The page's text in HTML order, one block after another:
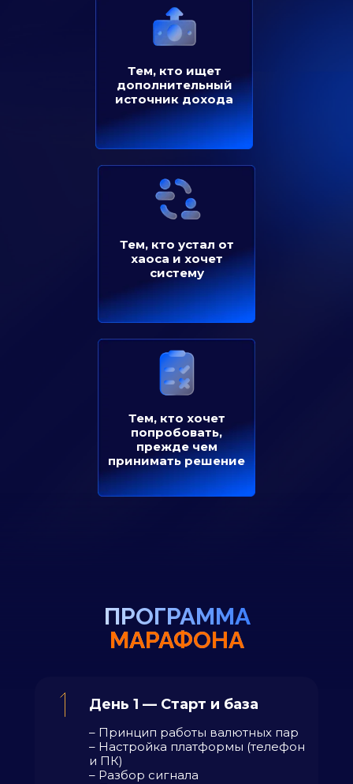
Тем, кто ищет
дополнительный
источник дохода
Тем, кто устал от
хаоса и хочет
систему
Тем, кто хочет
попробовать,
прежде чем
принимать решение
День 1 — Старт и база
– Принцип работы валютных пар
– Настройка платформы (телефон
и ПК)
– Разбор сигнала
ПРОГРАММА
МАРАФОНА